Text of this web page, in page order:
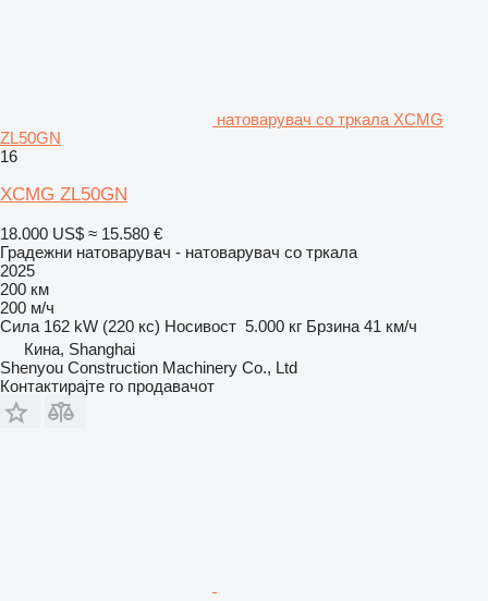
натоварувач со тркала XCMG
ZL50GN
16
XCMG ZL50GN
18.000 US$ ≈ 15.580 €
Градежни натоварувач - натоварувач со тркала
2025
200 км
200 м/ч
Сила 162 kW (220 кс) Носивост 5.000 кг Брзина 41 км/ч
Кина, Shanghai
Shenyou Construction Machinery Co., Ltd
Контактирајте го продавачот